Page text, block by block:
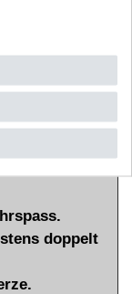
werden
und schont
die Umwelt.
Motorlauf,
doppelt